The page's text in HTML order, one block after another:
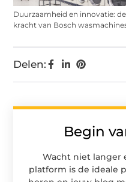
Duurzaamheid en innovatie: de
kracht van Bosch
Begin
Wacht niet langer
platform is de ideale
Delen: